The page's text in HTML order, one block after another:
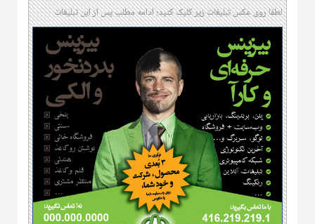
لطفا روی عکس تبلیغات زیر کلیک کنید؛ ادامه مطلب پس از این تبلیغات